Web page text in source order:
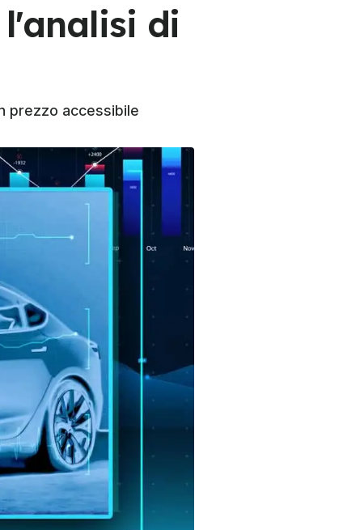
l'analisi di
prezzo accessibile